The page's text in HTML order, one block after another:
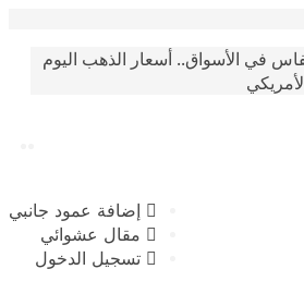
أسعار الذهب اليوم
إضافة عمود جانبي
مقال عشوائي
تسجيل الدخول